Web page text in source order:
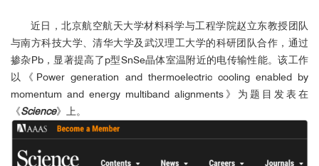
近日，北京航空航天大学材料科学与工程学院赵立东教授团队
与南方科技大学、清华大学及武汉理工大学的科研团队合作，通过
掺杂Pb，显著提高了p型SnSe晶体室温附近的电传输性能。该工作
以《Power generation and thermoelectric cooling enabled by
momentum and energy multiband alignments》为题目发表在
《Science》上。